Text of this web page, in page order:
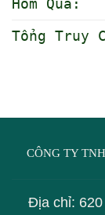
Hôm
Tổng Truy
CÔNG TY
Địa chỉ: